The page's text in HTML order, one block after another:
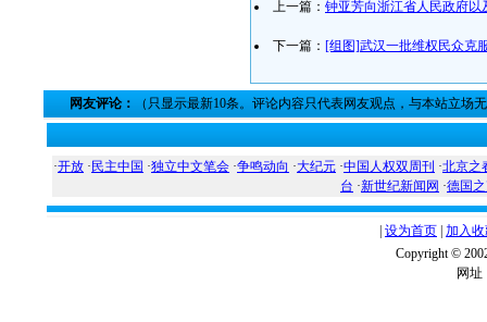
上一篇： 钟亚芳向浙江省人民政府以
下一篇： [组图]武汉一批维权民众克
网友评论： （只显示最新10条。评论内容只代表网友观点，与本站立场
·开放 · 民主中国 ·独立中文笔会 ·争鸣动向 ·大纪元 ·中国人权双周刊 ·北京之
台 ·新世纪新闻网 ·德国
设为首页 加入
Copyright ©
网址